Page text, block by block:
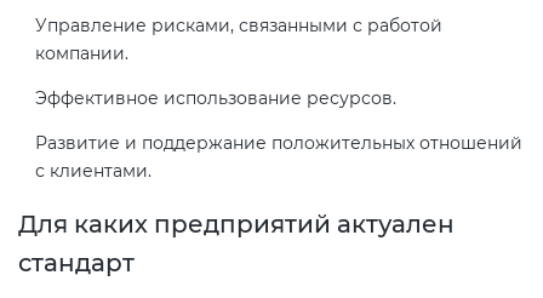
Управление рисками, связанными с работой
компании.
Эффективное использование ресурсов.
Развитие и поддержание положительных отношений
с клиентами.
Для каких предприятий актуален
стандарт
товаров
Сертификация электротехники
Сертификация ресурсов
Декларация ТР ТС
Декларирование косметики (ТР
ТС 009)
Декларирование оборудования
по схеме 5Д (ТР ТС 010)